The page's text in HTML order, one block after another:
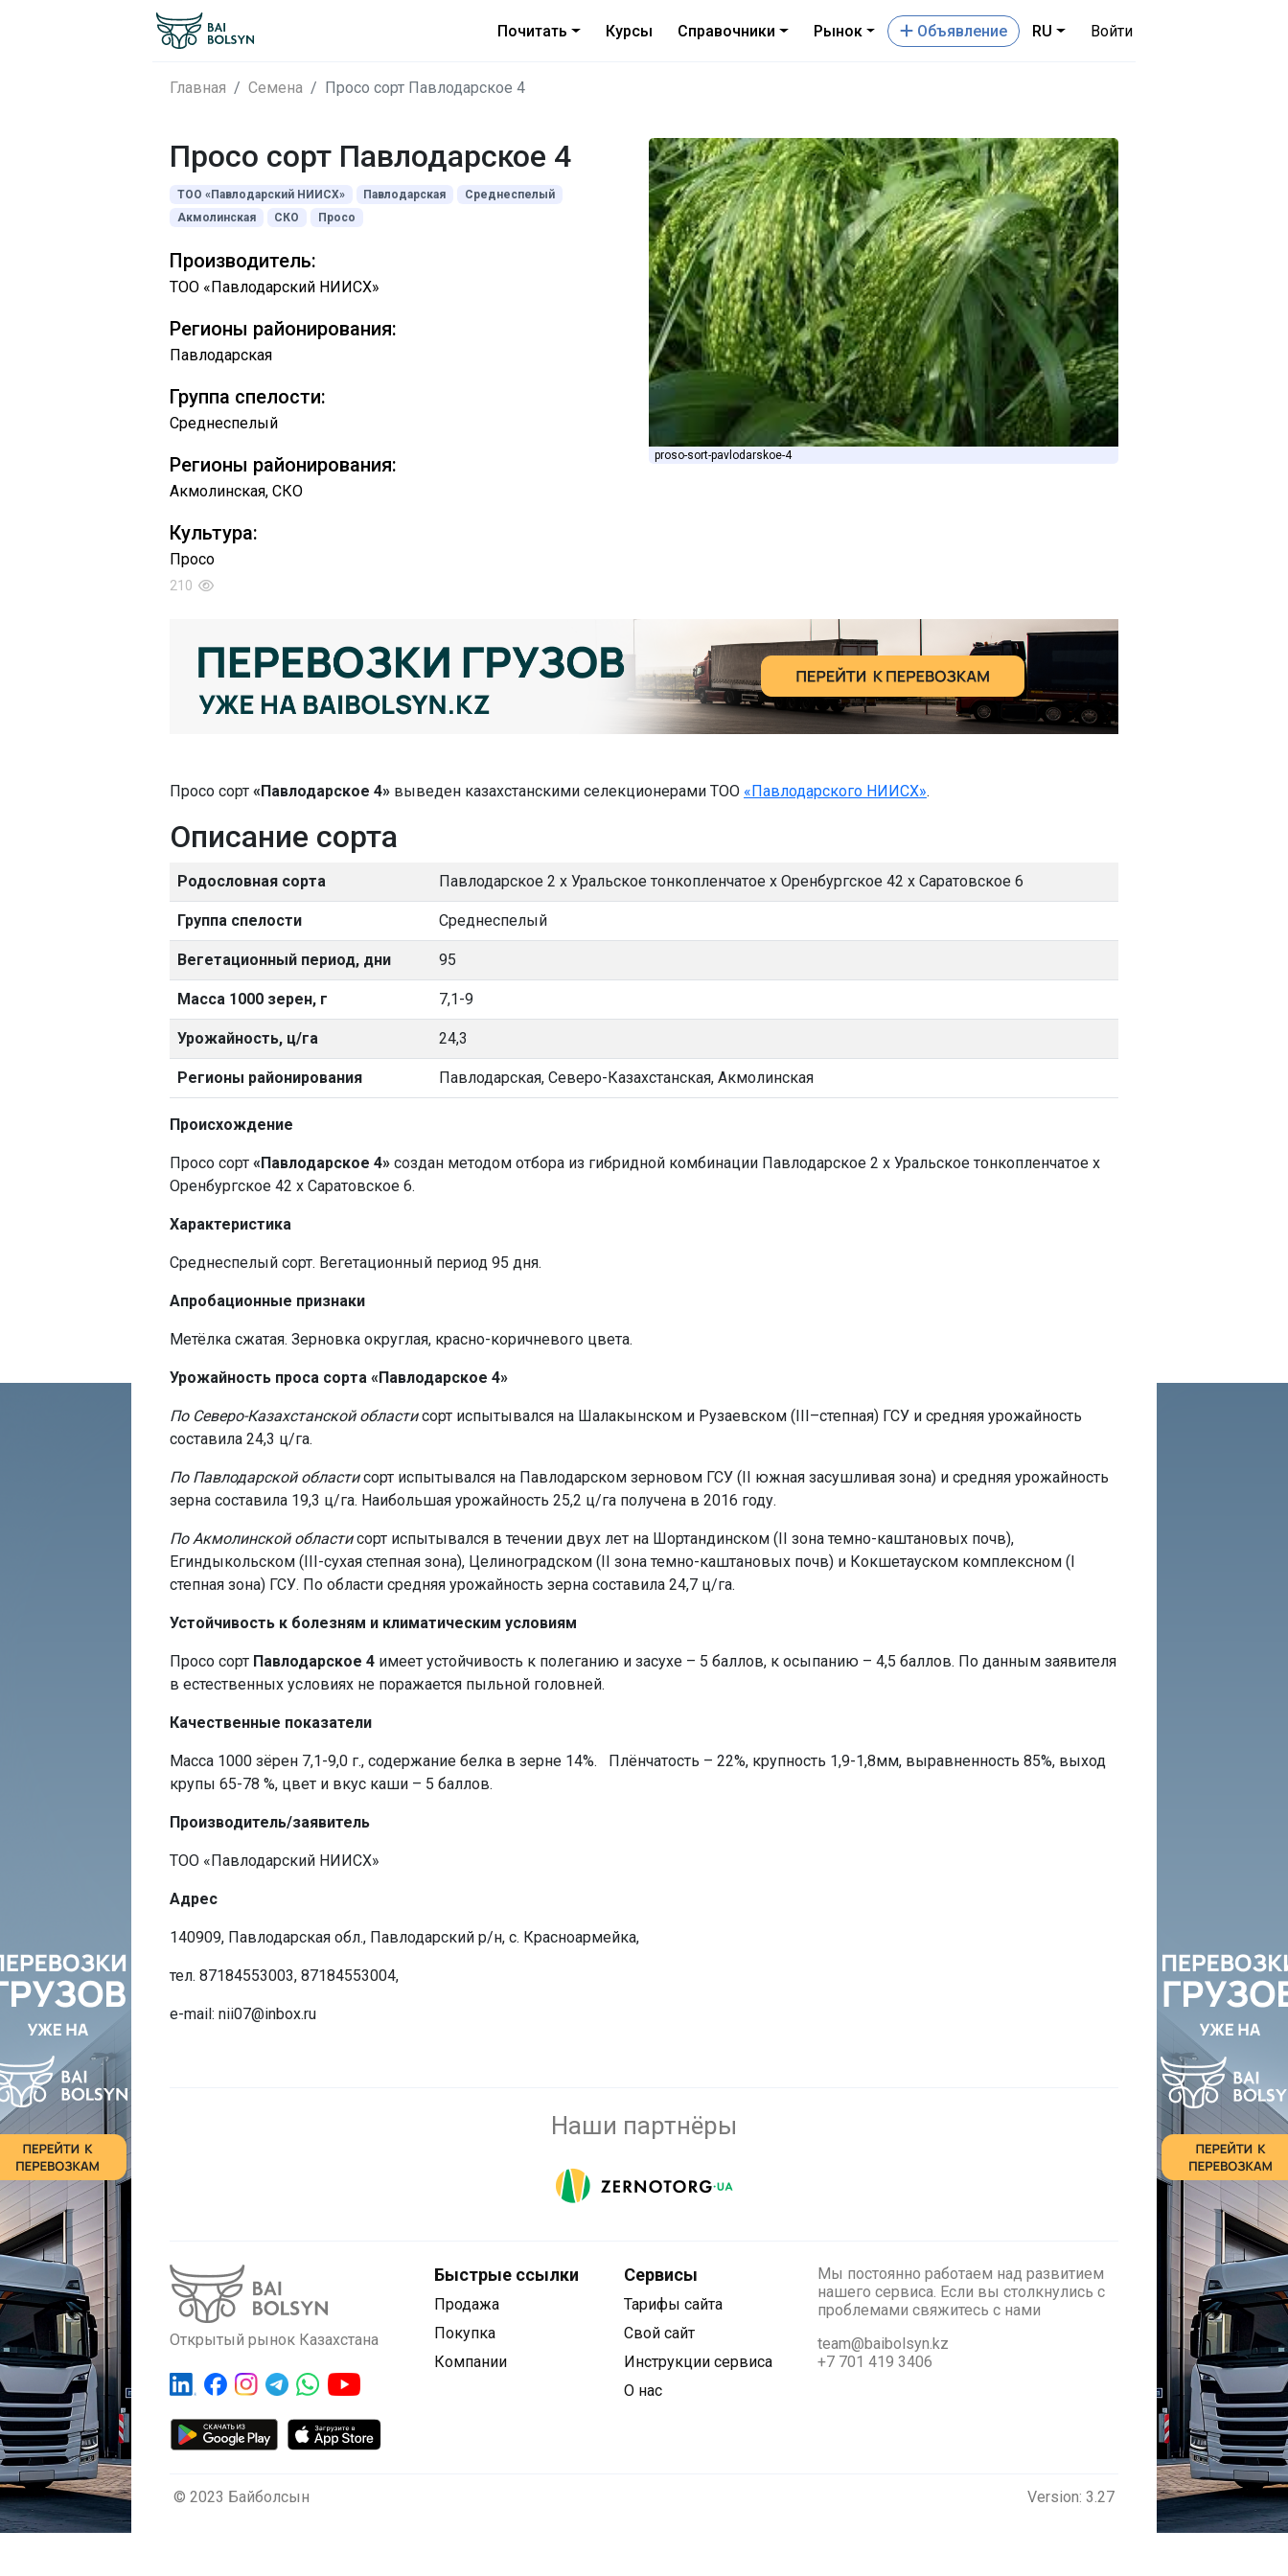
Почитать Курсы Справочники Рынок Oбъявление RU Войти
Главная Семена Просо сорт Павлодарское 4
Просо сорт Павлодарское 4
ТОО «Павлодарский НИИСХ» Павлодарская
Среднеспелый
Акмолинская
СКО Просо
Производитель:
ТОО «Павлодарский НИИСХ»
Регионы районирования:
Павлодарская
Группа спелости:
Среднеспелый
Регионы районирования:
Акмолинская, СКО
Культура:
Просо
210
proso-sort-pavlodarskoe-4
Просо сорт «Павлодарское 4» выведен казахстанскими селекционерами ТОО «Павлодарского НИИСХ».
Описание сорта
Родословная сорта Павлодарское 2 х Уральское тонкопленчатое х Оренбургское 42 х Саратовское 6
Группа спелости Среднеспелый
Вегетационный период, дни 95
Масса 1000 зерен, г 7,1-9
Урожайность, ц/га 24,3
Регионы районирования Павлодарская, Северо-Казахстанская, Акмолинская
Происхождение
Просо сорт «Павлодарское 4» создан методом отбора из гибридной комбинации Павлодарское 2 х Уральское тонкопленчатое х
Оренбургское 42 х Саратовское 6.
Характеристика
Среднеспелый сорт. Вегетационный период 95 дня.
Апробационные признаки
Метёлка сжатая. Зерновка округлая, красно-коричневого цвета.
Урожайность проса сорта «Павлодарское 4»
По Северо-Казахстанской областисорт испытывался на Шалакынском и Рузаевском (III–степная) ГСУ и средняя урожайность
составила 24,3 ц/га.
По Павлодарской областисорт испытывался на Павлодарском зерновом ГСУ (II южная засушливая зона) и средняя урожайность
зерна составила 19,3 ц/га. Наибольшая урожайность 25,2 ц/га получена в 2016 году.
По Акмолинской областисорт испытывался в течении двух лет на Шортандинском (II зона темно-каштановых почв),
Егиндыкольском (III-сухая степная зона), Целиноградском (II зона темно-каштановых почв) и Кокшетауском комплексном (I
степная зона) ГСУ. По области средняя урожайность зерна составила 24,7 ц/га.
Устойчивость к болезням и климатическим условиям
Просо сорт Павлодарское 4 имеет устойчивость к полеганию и засухе – 5 баллов, к осыпанию – 4,5 баллов. По данным заявителя
в естественных условиях не поражается пыльной головней.
Качественные показатели
Масса 1000 зёрен 7,1-9,0 г., содержание белка в зерне 14%. Плёнчатость – 22%, крупность 1,9-1,8мм, выравненность 85%, выход
крупы 65-78 %, цвет и вкус каши – 5 баллов.
Производитель/заявитель
ТОО «Павлодарский НИИСХ»
Адрес
140909, Павлодарская обл., Павлодарский р/н, с. Красноармейка,
тел. 87184553003, 87184553004,
e-mail: nii07@inbox.ru
Наши партнёры
Открытый рынок Казахстана
Быстрые ссылки
Продажа
Покупка
Компании
Сервисы
Тарифы сайта
Свой сайт
Инструкции сервиса
О нас
Мы постоянно работаем над развитием
нашего сервиса. Если вы столкнулись с
проблемами cвяжитесь с нами
team@baibolsyn.kz
+7 701 419 3406
© 2023 Байболсын Version: 3.27